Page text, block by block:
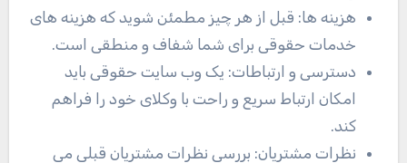
هزینه ها: قبل از هر چیز مطمئن شوید که هزینه های
خدمات حقوقی برای شما شفاف و منطقی است.
دسترسی و ارتباطات: یک وب سایت حقوقی باید
امکان ارتباط سریع و راحت با وکلای خود را فراهم
کند.
نظرات مشتریان: بررسی نظرات مشتریان قبلی می